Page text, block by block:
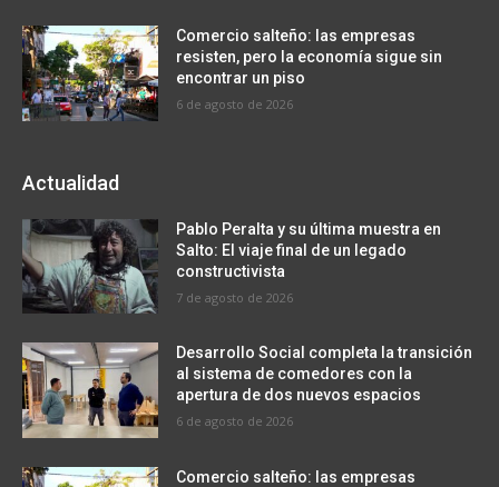
Comercio salteño: las empresas
resisten, pero la economía sigue sin
encontrar un piso
6 de agosto de 2026
Actualidad
Pablo Peralta y su última muestra en
Salto: El viaje final de un legado
constructivista
7 de agosto de 2026
Desarrollo Social completa la transición
al sistema de comedores con la
apertura de dos nuevos espacios
6 de agosto de 2026
Comercio salteño: las empresas